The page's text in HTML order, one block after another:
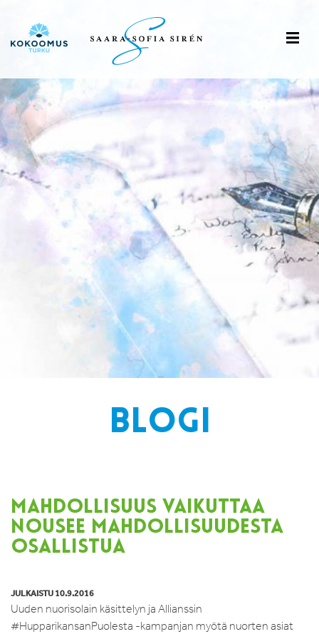
BLOGI
MAHDOLLISUUS VAIKUTTAA
NOUSEE MAHDOLLISUUDESTA
OSALLISTUA
JULKAISTU 10.9.2016
Uuden nuorisolain käsittelyn ja Allianssin
#HupparikansanPuolesta -kampanjan myötä nuorten asiat